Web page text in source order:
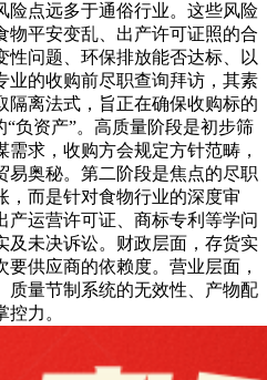
险点远多于通俗行业。这些风险
物平安变乱、出产许可证照的合
性问题、环保排放能否达标、以
业的收购前尽职查询拜访，其素
隔离法式，旨正在确保收购标的
负资产”。高质量阶段是初步筛
求，收购方会规定方针范畴，
易奥秘。第二阶段是焦点的尽职
，而是针对食物行业的深度审
产运营许可证、商标专利等学问
及未决诉讼。财政层面，存货实
供应商的依赖度。营业层面，
质量节制系统的无效性、产物配
力。